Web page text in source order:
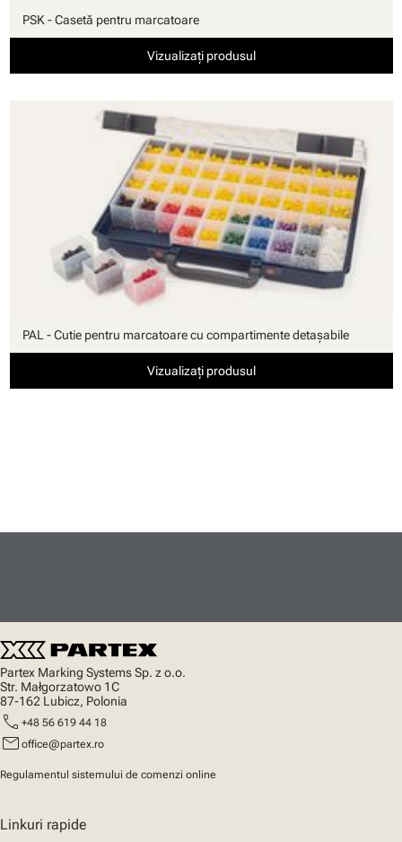
PSK - Casetă pentru marcatoare
Vizualizați produsul
PAL - Cutie pentru marcatoare cu compartimente detaşabile
Vizualizați produsul
Partex Marking Systems Sp. z o.o.
Str. Małgorzatowo 1C
87-162 Lubicz, Polonia
call +48 56 619 44 18
mail office@partex.ro
Regulamentul sistemului de comenzi online
Linkuri rapide